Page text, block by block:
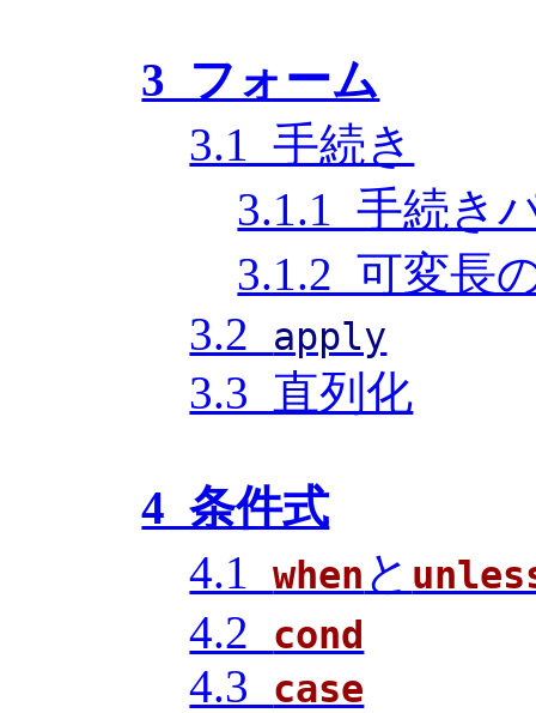
3 フォーム
3.1 手続き
3.1.1 手続き
3.1.2 可変長
3.2
apply
3.3 直列化
4 条件式
4.1when と
4.2 cond
4.3 case